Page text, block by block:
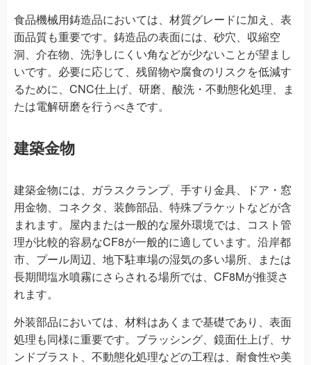
食品機械用鋳造品においては、材質グレードに加え、表
面品質も重要です。鋳造品の表面には、砂穴、収縮空
洞、介在物、洗浄しにくい角などが少ないことが望まし
いです。必要に応じて、残留物や腐食のリスクを低減す
るために、CNC仕上げ、研磨、酸洗・不動態化処理、ま
たは電解研磨を行うべきです。
建築金物
建築金物には、ガラスクランプ、手すり金具、ドア・窓
用金物、コネクタ、装飾部品、特殊ブラケットなどが含
まれます。屋内または一般的な屋外環境では、コスト管
理が比較的容易なCF8が一般的に適しています。沿岸都
市、プール周辺、地下駐車場の湿気の多い場所、または
長期間塩水噴霧にさらされる場所では、CF8Mが推奨さ
れます。
外装部品においては、材料はあくまで基礎であり、表面
処理も同様に重要です。ブラッシング、鏡面仕上げ、サ
ンドブラスト、不動態化処理などの工程は、耐食性や美